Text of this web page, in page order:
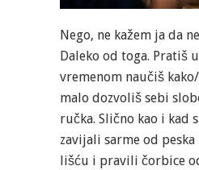
Nego, ne kažem ja da
Daleko od toga. Pratiš
vremenom naučiš
malo dozvoliš sebi
ručka. Slično kao i kad
zavijali sarme od
lišću i pravili čorbice